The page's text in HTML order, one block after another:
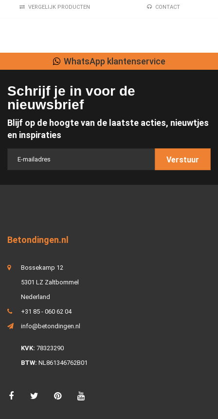
VERGELIJK PRODUCTEN CONTACT
WhatsApp klantenservice
Schrijf je in voor de
nieuwsbrief
Blijf op de hoogte van de laatste acties, nieuwtjes
en inspiraties
Verstuur
Betondingen.nl
Bossekamp 12
5301 LZ Zaltbommel
Nederland
+31 85 - 060 62 04
info@betondingen.nl
KVK: 78323290
BTW: NL861346762B01